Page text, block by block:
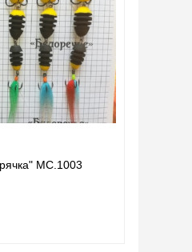
МС.1003